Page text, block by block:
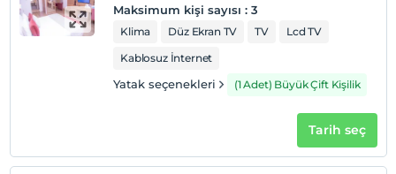
Maksimum kişi sayısı : 3
Klima Düz Ekran TV TV
Lcd TV
Kablosuz İnternet
Yatak seçenekleri (1 Adet) Büyük Çift Kişilik
Tarih seç